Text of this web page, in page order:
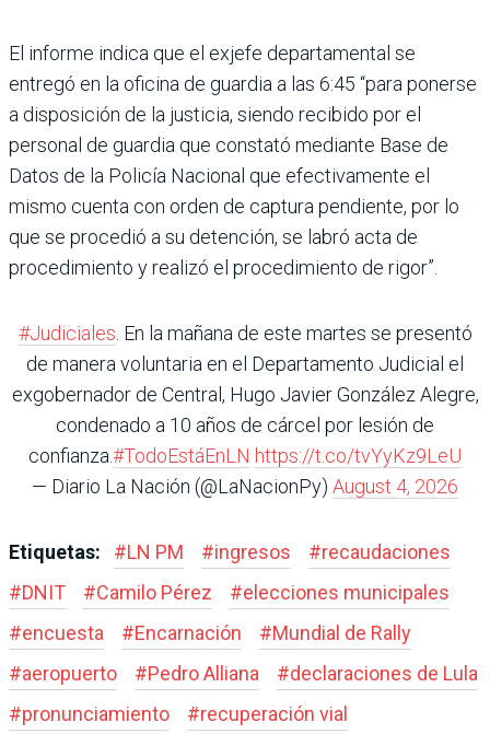
El informe indica que el exjefe departamental se
entregó en la oficina de guardia a las 6:45 “para ponerse
a disposición de la justicia, siendo recibido por el
personal de guardia que constató mediante Base de
Datos de la Policía Nacional que efectivamente el
mismo cuenta con orden de captura pendiente, por lo
que se procedió a su detención, se labró acta de
procedimiento y realizó el procedimiento de rigor”.
#Judiciales . En la mañana de este martes se presentó
de manera voluntaria en el Departamento Judicial el
exgobernador de Central, Hugo Javier González Alegre,
condenado a 10 años de cárcel por lesión de
confianza.#TodoEstáEnLN https://t.co/tvYyKz9LeU
— Diario La Nación (@LaNacionPy) August 4, 2026
Etiquetas: #LN PM #ingresos #recaudaciones
#DNIT #Camilo Pérez #elecciones municipales
#encuesta #Encarnación #Mundial de Rally
#aeropuerto #Pedro Alliana #declaraciones de Lula
#pronunciamiento #recuperación vial